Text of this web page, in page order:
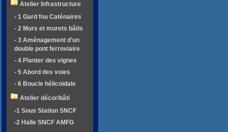
Atelier Infrastructure
- 1 Gard fou Caténaires
- 2 Murs et murets bâtis
- 3 Aménagement d'un
double pont ferroviaire
- 4 Planter des vignes
- 5 Abord des voies
- 6 Boucle hélicoïdale
Atelier décor/bâti
-1 Sous Station SNCF
-2 Halle SNCF AMFG